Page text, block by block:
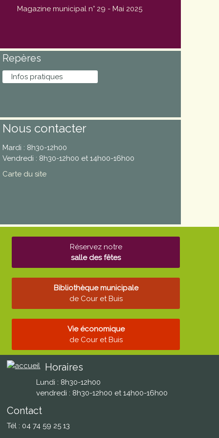
Magazine municipal n° 29 - Mai 2025
Repères
Infos pratiques
Nous contacter
Mardi : 8h30-12h00
Vendredi : 8h30-12h00 et 14h00-16h00
Carte du site
Réservez notre
salle des fêtes
Bibliothèque municipale
de Cour et Buis
Vie économique
de Cour et Buis
Horaires
Lundi : 8h30-12h00
vendredi : 8h30-12h00 et 14h00-16h00
Contact
Tél : 04 74 59 25 13